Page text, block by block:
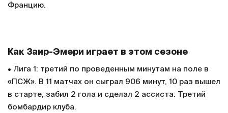
Францию.
Как Заир-Эмери играет в этом сезоне
• Лига 1: третий по проведенным минутам на поле в
«ПСЖ». В 11 матчах он сыграл 906 минут, 10 раз вышел
в старте, забил 2 гола и сделал 2 ассиста. Третий
бомбардир клуба.